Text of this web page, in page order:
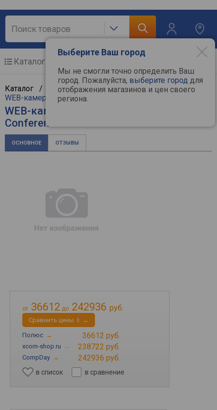
Выберите Ваш город
Мы не смогли точно определить Ваш
город. Пожалуйста, выберите город для
отображения магазинов и цен своего
региона.
Каталог
Каталог / Компьютерная техника/ Мультимедиа
WEB-камеры
/Logitech
WEB-камера Logitech Rally
ConferenceCam
ОСНОВНОЕ ОТЗЫВЫ
от 36612 до 242936 руб.
Cравнить цены 3 →
Полюс → 36612 руб.
xcom-shop.ru → 238722 руб.
CompDay → 242936 руб.
в список в сравнение